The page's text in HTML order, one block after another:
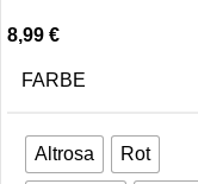
8,99 €
FARBE
Altrosa Rot